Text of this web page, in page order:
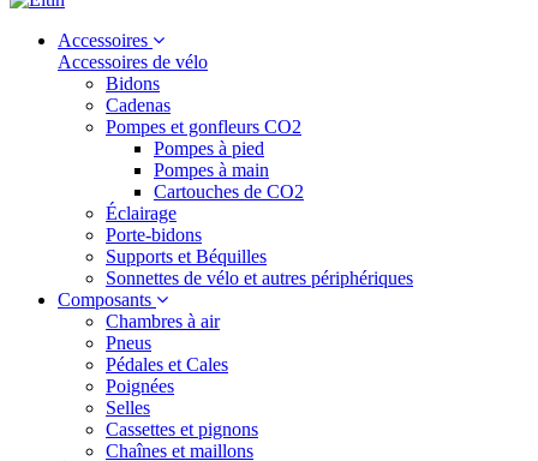
Accessoires
Accessoires de vélo
Bidons
Cadenas
Pompes et gonfleurs CO2
Pompes à pied
Pompes à main
Cartouches de CO2
Éclairage
Porte-bidons
Supports et Béquilles
Sonnettes de vélo et autres périphériques
Composants
Chambres à air
Pneus
Pédales et Cales
Poignées
Selles
Cassettes et pignons
Chaînes et maillons